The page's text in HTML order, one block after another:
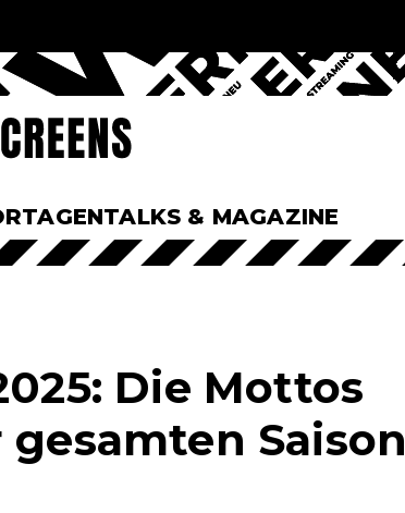
TALKS & MAGAZINE
Die Mottos
Saison